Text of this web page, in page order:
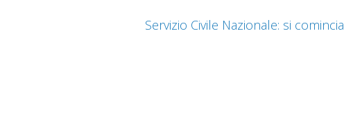
Servizio Civile Nazionale: si comincia